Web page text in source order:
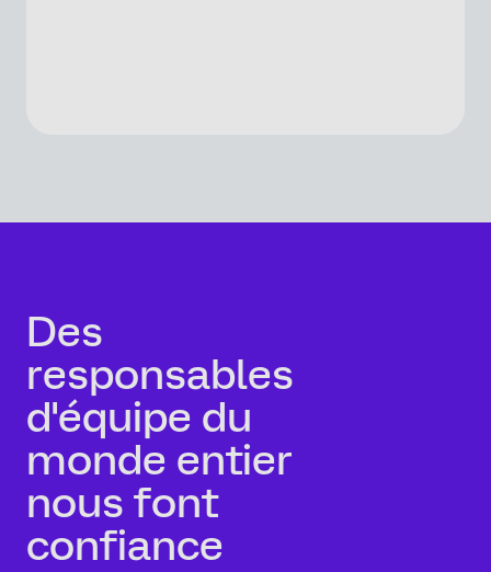
Des
responsables
d'équipe du
monde entier
nous font
confiance